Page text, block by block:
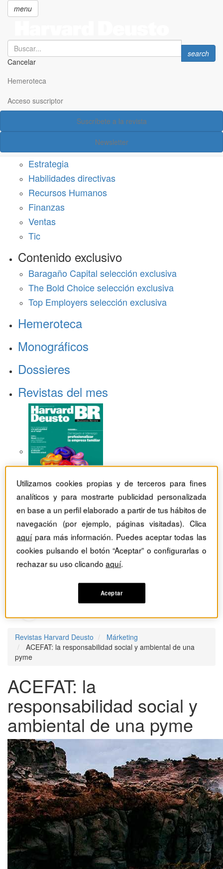
principal
menu
Search
Cancelar
Search
search
Hemeroteca
Acceso suscriptor
Suscríbete a la revista
Newsletter
Acceso suscriptor
Estrategia
Habilidades directivas
Recursos Humanos
Finanzas
Ventas
Tic
Contenido exclusivo
Baragaño Capital selección exclusiva
The Bold Choice selección exclusiva
Top Employers selección exclusiva
Hemeroteca
Monográficos
Dossieres
Revistas del mes
Revistas Harvard Deusto
Márketing
ACEFAT: la responsabilidad social y ambiental de una
pyme
ACEFAT: la
responsabilidad social y
ambiental de una pyme
Utilizamos cookies propias y de terceros para fines
analíticos y para mostrarte publicidad personalizada
en base a un perfil elaborado a partir de tus hábitos de
navegación (por ejemplo, páginas visitadas). Clica
aquípara más información. Puedes aceptar todas las
cookies pulsando el botón “Aceptar” o configurarlas o
rechazar su uso clicandoaquí.
Aceptar